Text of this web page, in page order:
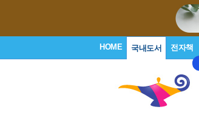
HOME 국내도서 전자책